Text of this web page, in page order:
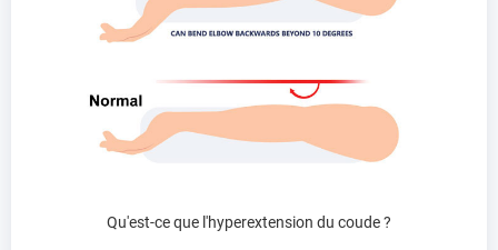
Qu'est-ce que l'hyperextension du coude ?